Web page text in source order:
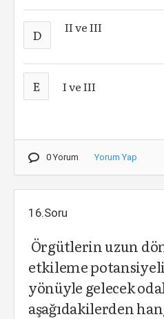
D II ve III
E I ve III
0 Yorum Yorum Yap
16.Soru
Örgütlerin uzun
etkileme
yönüyle gelecek
aşağıdakilerden